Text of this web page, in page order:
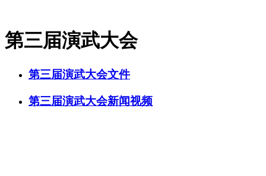
第三届演武大会
第三届演武大会文件
第三届演武大会新闻视频